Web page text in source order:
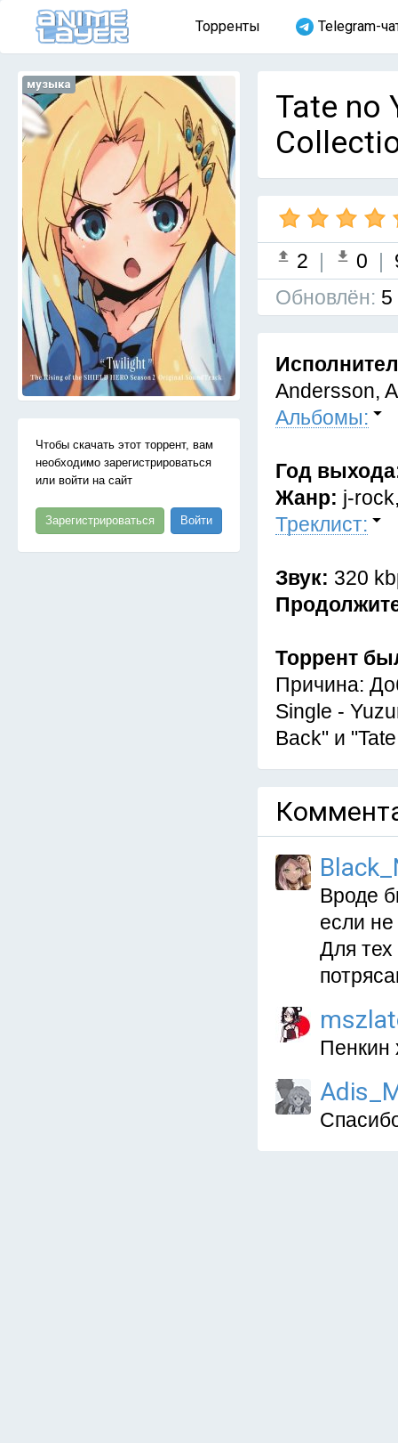
Торренты Telegram-
музыка
Чтобы скачать этот торрент, вам
необходимо зарегистрироваться
или войти на сайт
Зарегистрироваться Войти
Tate no
2 | 0 |
Обновлён: 5
Andersson,
Альбомы:
Год
Жанр: j-
Треклист:
Звук: 320
Торрент
Причина:
Single -
Back" и
Вроде
если
Для тех
Пенкин